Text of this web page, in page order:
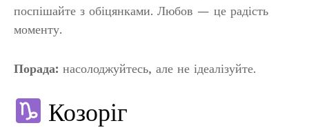
поспішайте з обіцянками. Любов — це радість
моменту.
Порада: насолоджуйтесь, але не ідеалізуйте.
Козоріг